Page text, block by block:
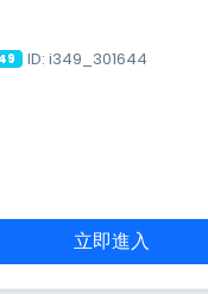
ID: i349_301644
立即進入